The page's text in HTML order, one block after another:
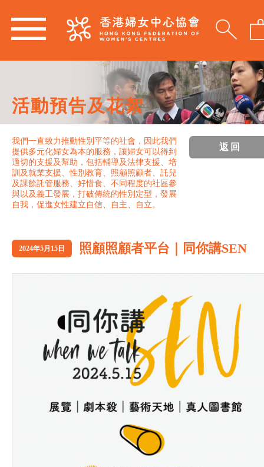
活動預告及花絮
我們一直致力推動性別平等的社會，因此我們
提供多元化婦女為本的服務，讓婦女可以得到
適切的支援及幫助，包括輔導及法律支援、培
訓及就業支援、性別教育、照顧照顧者、託兒
及課餘託管服務、好惜食、不同程度的社區參
與以及義工發展，打破傳統的性別定型，發展
自我，促進女性建立自信、自主、自立。
返回
2024年5月15日 照顧照顧者平台｜同你講SEN